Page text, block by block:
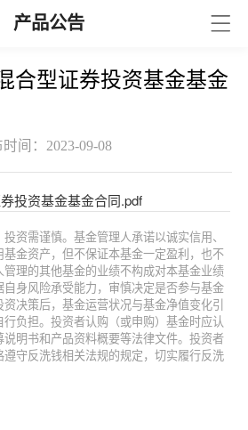
产品公告
合型证券投资基金基金
间：2023-09-08
投资基金基金合同.pdf
投资需谨慎。基金管理人承诺以诚实信用、
金资产，但不保证本基金一定盈利，也不
理的其他基金的业绩不构成对本基金业绩
身风险承受能力，审慎决定是否参与基金
决策后，基金运营状况与基金净值变化引
负担。投资者认购（或申购）基金时应认
明书和产品资料概要等法律文件。投资者
守反洗钱相关法规的规定，切实履行反洗